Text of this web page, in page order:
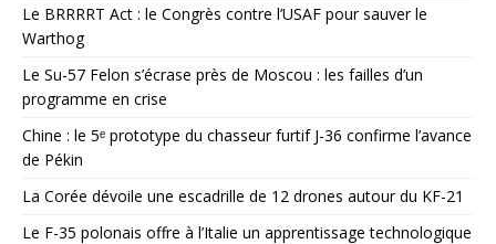
Le BRRRRT Act : le Congrès contre l’USAF pour sauver le
Warthog
Le Su-57 Felon s’écrase près de Moscou : les failles d’un
programme en crise
Chine : le 5ᵉ prototype du chasseur furtif J-36 confirme l’avance
de Pékin
La Corée dévoile une escadrille de 12 drones autour du KF-21
Le F-35 polonais offre à l’Italie un apprentissage technologique